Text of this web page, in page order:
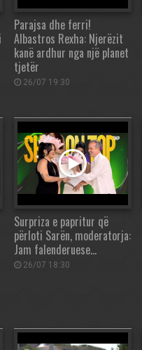
Parajsa dhe ferri!
Albastros Rexha: Njerëzit
kanë ardhur nga një planet
tjetër
26/07 19:30
Surpriza e papritur që
përloti Sarën, moderatorja:
Jam falenderuese…
26/07 18:30